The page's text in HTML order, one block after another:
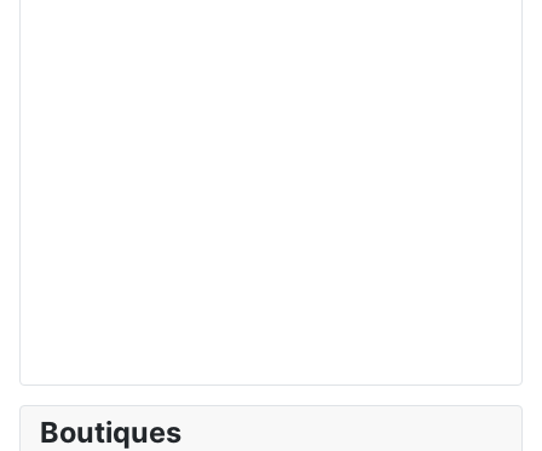
Boutiques